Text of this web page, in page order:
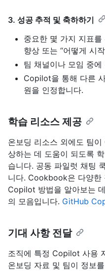
3. 성공 추적 및 축하하기
중요한 몇 가지 지표를
향상 또는 “어떻게 시
팀 채널이나 모임 중
Copilot을 통해 다른
원을 인정합니다.
학습 리소스 제공
온보딩 리소스 외에도 팀
상하는 데 도움이 되도록
습니다. 공동 파일럿 채팅
니다. Cookbook은 다양한
Copilot 방법을 알아보는
의 모음입니다. GitHub
기대 사항 전달
조직에 특정 Copilot 사용
온보딩 자료 및 팀이 정보